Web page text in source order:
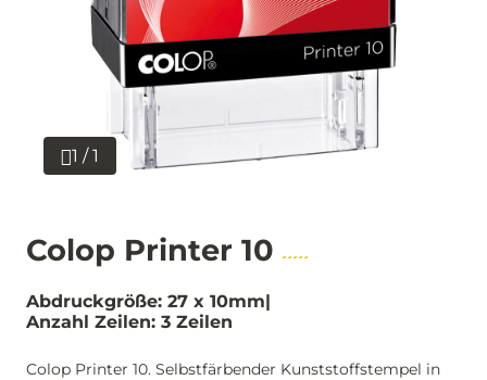
1 / 1
Colop Printer 10
Abdruckgröße: 27 x 10mm
Anzahl Zeilen: 3 Zeilen
Colop Printer 10. Selbstfärbender Kunststoffstempel in